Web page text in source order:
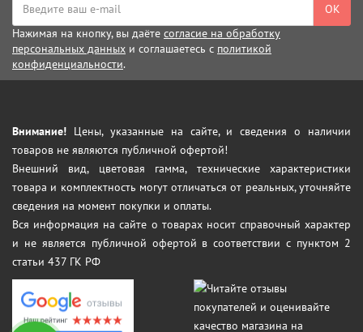
ОК
Нажимая на кнопку, вы даёте согласие на обработку
персональных данных и соглашаетесь с политикой
конфиденциальности.
Внимание! Цены, указанные на сайте, и сведения о наличии
товаров не являются публичной офертой!
Внешний вид, цветовая гамма, технические характеристики
товара и комплектность могут отличаться от реальных, уточняйте
сведения на момент покупки и оплаты.
Вся информация на сайте о товарах носит справочный характер
и не является публичной офертой в соответствии с пунктом 2
статьи 437 ГК РФ